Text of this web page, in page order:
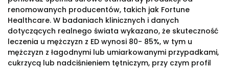
renomowanych producentów, takich jak Fortune
Healthcare. W badaniach klinicznych i danych
dotyczących realnego świata wykazano, że skuteczność
leczenia u mężczyzn z ED wynosi 80- 85%, w tym u
mężczyzn z łagodnymi lub umiarkowanymi przypadkami,
cukrzycą lub nadciśnieniem tętniczym, przy czym profil